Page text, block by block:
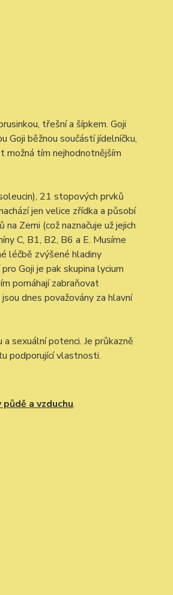
třešní a šípkem. Goji
Goji běžnou součástí jídelníčku,
možná tím nejhodnotnějším
21 stopových prvků
jen velice zřídka a působí
Zemi (což naznačuje už jejich
C, B1, B2, B6 a E. Musíme
léčbě zvýšené hladiny
Goji je pak skupina lycium
pomáhají zabraňovat
dnes považovány za hlavní
sexuální potenci. Je průkazně
podporující vlastnosti.
a vzduchu.